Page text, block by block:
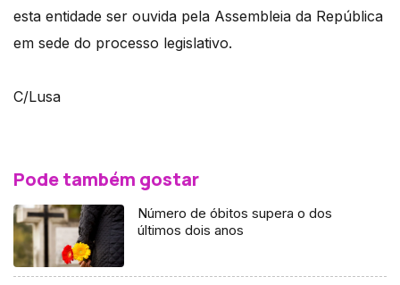
esta entidade ser ouvida pela Assembleia da República
em sede do processo legislativo.
C/Lusa
Pode também gostar
Número de óbitos supera o dos
últimos dois anos